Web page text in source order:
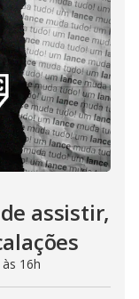
assistir,
16h